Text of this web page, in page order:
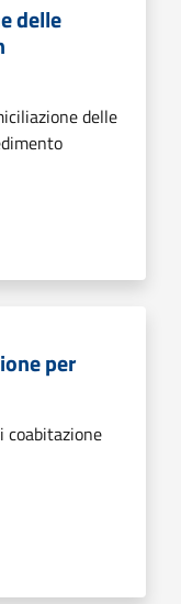
delle
delle
per
coabitazione